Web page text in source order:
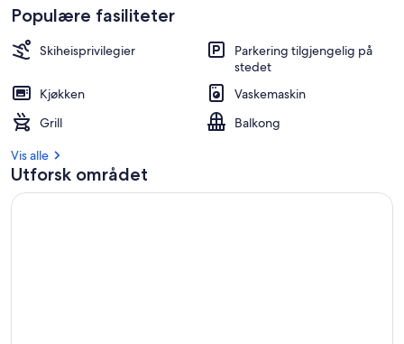
Populære fasiliteter
Skiheisprivilegier
Parkering tilgjengelig på
stedet
Kjøkken
Vaskemaskin
Grill
Balkong
Vis alle
Utforsk området